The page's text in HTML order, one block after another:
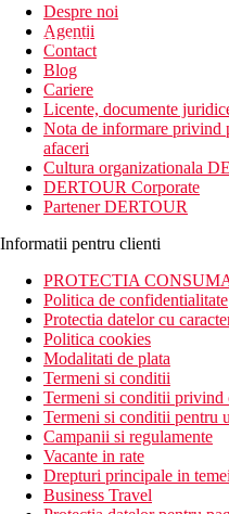
newsletter!
Despre noi
Agentii
Contact
Blog
Cariere
Licente, documente
Nota de informare privind
afaceri
Cultura organizationala
DERTOUR Corporate
Partener DERTOUR
Informatii pentru clienti
PROTECTIA
Politica de confidentialitate
Protectia datelor cu
Politica cookies
Modalitati de plata
Termeni si conditii
Termeni si conditii privind
Termeni si conditii pentru
Campanii si regulamente
Vacante in rate
Drepturi principale in
Business Travel